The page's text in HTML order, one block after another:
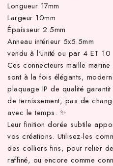
d'achat hors frais de port
Longueur 17mm
Largeur 10mm
Épaisseur 2.5mm
Anneau intérieur 5x5.5mm
vendu à l'unité ou par 4 ET 10
Ces connecteurs maille
sont à la fois élégants,
plaquage IP de qualité
de ternissement, pas de
avec le temps. ✨
Leur finition dorée subtile
vos créations. Utilisez-les
des colliers fins, pour relier
raffiné, ou encore comme